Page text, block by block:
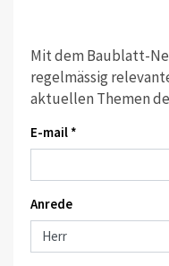
Mit dem Baublatt-
regelmässig
aktuellen Themen
E-mail *
Anrede